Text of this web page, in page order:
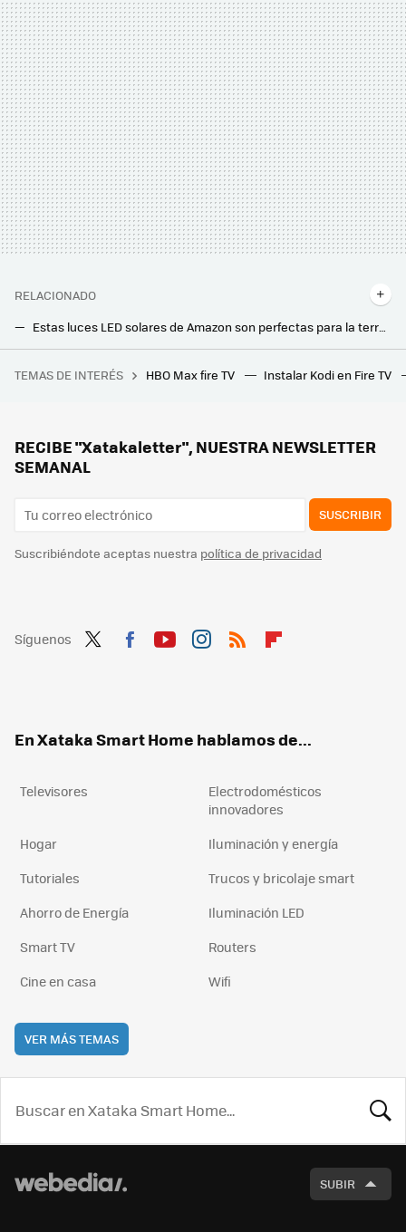
RELACIONADO
Estas luces LED solares de Amazon son perfectas para la terraza o jardín. Ahora están muy rebajadas
Tu mejor compañero en casa este invierno será este emisor térmico de bajo consumo
Las rejas de las casas ya pasaron de moda: la nueva tendencia que promete ser más segura y elegante
TEMAS DE INTERÉS HBO Max fire TV Instalar Kodi en Fire TV
RECIBE "Xatakaletter", NUESTRA NEWSLETTER
SEMANAL
SUSCRIBIR
Suscribiéndote aceptas nuestra política de privacidad
Síguenos
En Xataka Smart Home hablamos de...
Televisores
Electrodomésticos
innovadores
Hogar
Iluminación y energía
Tutoriales
Trucos y bricolaje smart
Ahorro de Energía
Iluminación LED
Smart TV
Routers
Cine en casa
Wifi
VER MÁS TEMAS
SUBIR